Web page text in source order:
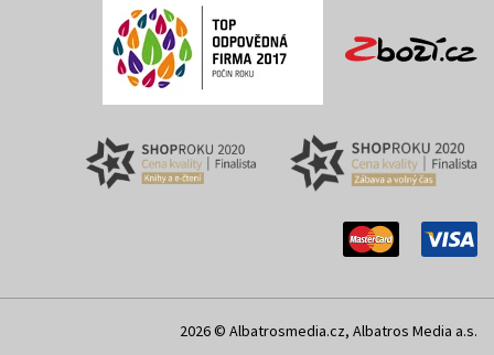
2026 © Albatrosmedia.cz, Albatros Media a.s.